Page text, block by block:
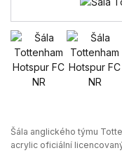
Šála anglického týmu
acrylic oficiální